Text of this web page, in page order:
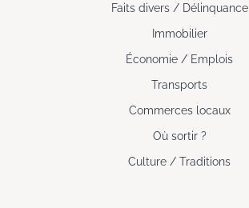
Faits divers / Délinquance
Immobilier
Économie / Emplois
Transports
Commerces locaux
Où sortir ?
Culture / Traditions